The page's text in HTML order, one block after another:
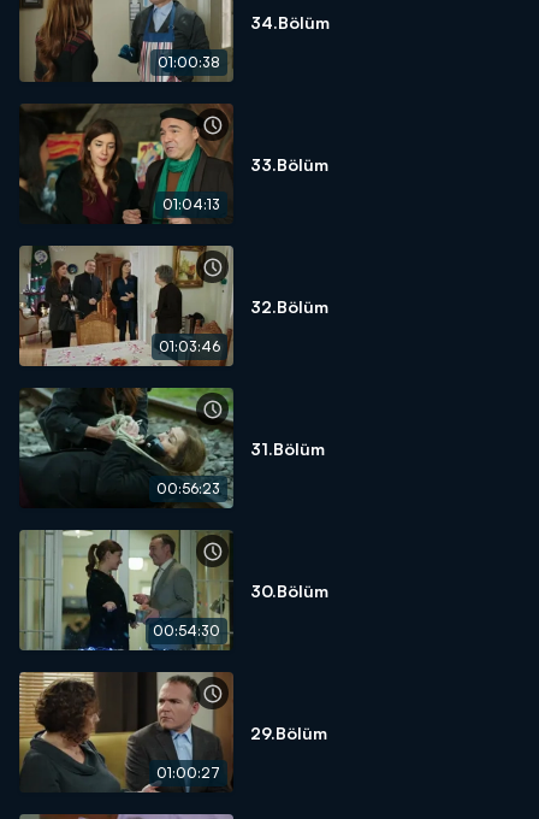
01:00:38
34.Bölüm
01:04:13
33.Bölüm
01:03:46
32.Bölüm
00:56:23
31.Bölüm
00:54:30
30.Bölüm
01:00:27
29.Bölüm